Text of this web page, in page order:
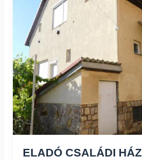
ELADÓ CSALÁDI HÁZ